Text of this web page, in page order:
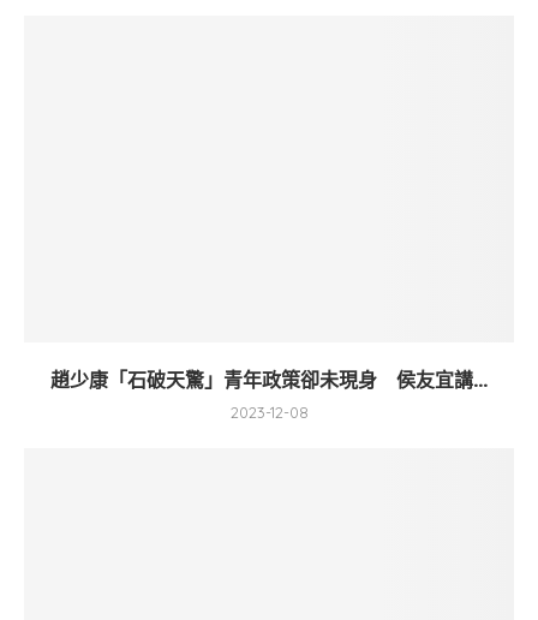
趙少康「石破天驚」青年政策卻未現身 侯友宜講...
2023-12-08